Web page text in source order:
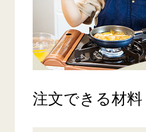
注文できる材料